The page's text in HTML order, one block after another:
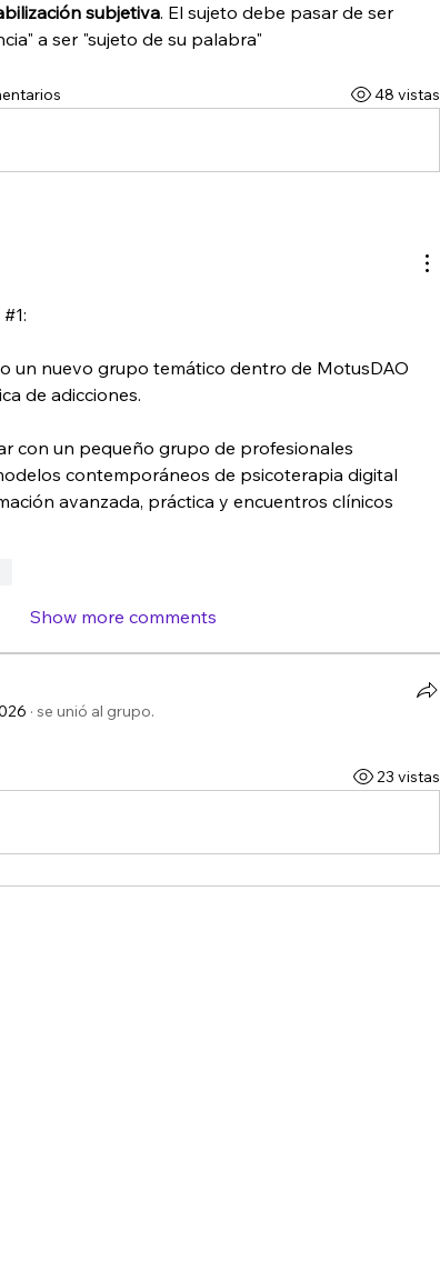
subjetiva. El sujeto debe pasar de ser
a ser "sujeto de su palabra"
48 vistas
un nuevo grupo temático dentro de MotusDAO
de adicciones.
con un pequeño grupo de profesionales
contemporáneos de psicoterapia digital
avanzada, práctica y encuentros clínicos
Show more comments
· se unió al grupo.
23 vistas